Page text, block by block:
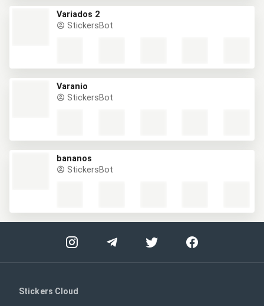
Variados 2
StickersBot
Varanio
StickersBot
bananos
StickersBot
Stickers Cloud